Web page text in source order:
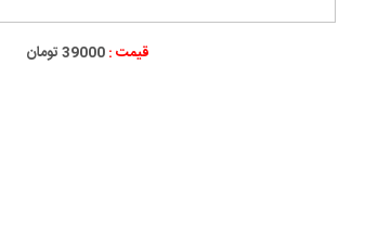
قیمت :39000 تومان